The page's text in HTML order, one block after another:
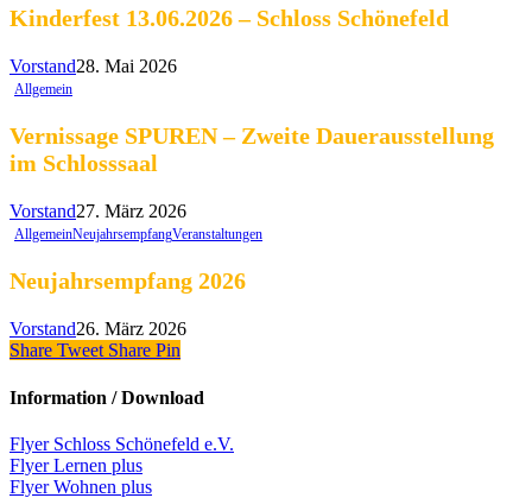
Kinderfest 13.06.2026 – Schloss Schönefeld
Vorstand28. Mai 2026
Allgemein
Vernissage SPUREN – Zweite Dauerausstellung
im Schlosssaal
Vorstand27. März 2026
AllgemeinNeujahrsempfangVeranstaltungen
Neujahrsempfang 2026
Vorstand26. März 2026
Share Tweet Share Pin
Information / Download
Flyer Schloss Schönefeld e.V.
Flyer Lernen plus
Flyer Wohnen plus